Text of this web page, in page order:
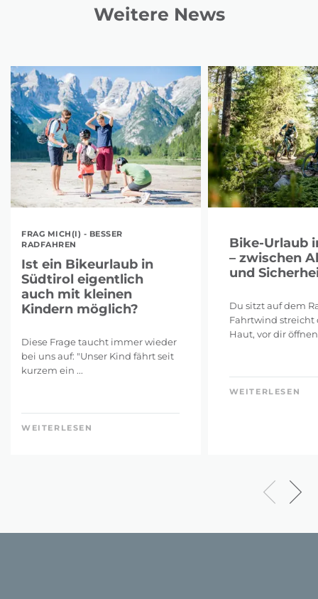
Weitere News
FRAG MICH(I) - BESSER
RADFAHREN
Ist ein Bikeurlaub in
Südtirol eigentlich
auch mit kleinen
Kindern möglich?
Diese Frage taucht immer wieder
bei uns auf: "Unser Kind fährt seit
kurzem ein ...
WEITERLESEN
Bike-Urlaub
– zwischen
und
Du sitzt auf dem
Fahrtwind streicht
Haut, vor dir öffnen
WEITERLESEN